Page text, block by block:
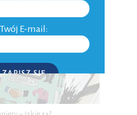
Twój E-mail:
ZAPISZ SIĘ
możesz wypisać się z kursu.